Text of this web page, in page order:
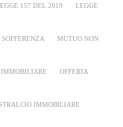
157 DEL 2019 LEGGE
MUTUO NON
IMMOBILIARE OFFERTA
IMMOBILIARE